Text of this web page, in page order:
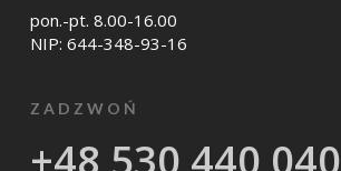
pon.-pt. 8.00-16.00
NIP: 644-348-93-16
ZADZWOŃ